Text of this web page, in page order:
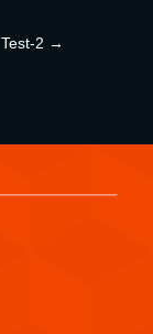
Test-2 →